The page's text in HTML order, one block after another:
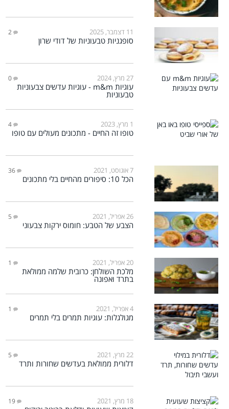
11 דצמבר, 2025 2
סופגניות טבעוניות של דודי שרון
27 מרץ, 2024 0
עוגיות m&m - עוגיות עדשים צבעוניות
טבעוניות
1 מרץ, 2023 4
טופו זה החיים - מתכונים מעולים עם טופו
7 אוגוסט, 2021 36
הכל 10: סיפורים מהחיים בלי מתכונים
26 אפריל, 2021 5
הצבע של הטבע: חומוס ירקות צבעוני
20 אפריל, 2021 1
מלכת השולחן: כרובית שלמה ממולאת
בתרד ואפונה
4 אפריל, 2021 1
מגולגלות: עוגיות תמרים בלי תמרים
22 מרץ, 2021 5
דלורית ממולאת בעדשים שחורות ותרד
18 מרץ, 2021 19